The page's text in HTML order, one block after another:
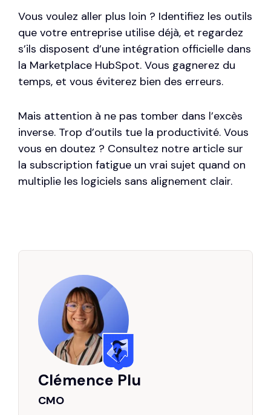
Vous voulez aller plus loin ? Identifiez les outils
que votre entreprise utilise déjà, et regardez
s’ils disposent d’une intégration officielle dans
la Marketplace HubSpot. Vous gagnerez du
temps, et vous éviterez bien des erreurs.
Mais attention à ne pas tomber dans l’excès
inverse. Trop d’outils tue la productivité. Vous
vous en doutez ? Consultez notre article sur
la subscription fatigue un vrai sujet quand on
multiplie les logiciels sans alignement clair.
Clémence Plu
CMO